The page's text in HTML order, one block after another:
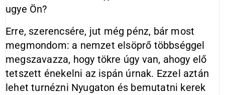
ugye Ön?
Erre, szerencsére, jut még pénz, bár most
megmondom: a nemzet elsöprő többséggel
megszavazza, hogy tökre úgy van, ahogy elő
tetszett énekelni az ispán úrnak. Ezzel aztán
lehet turnézni Nyugaton és bemutatni kerek